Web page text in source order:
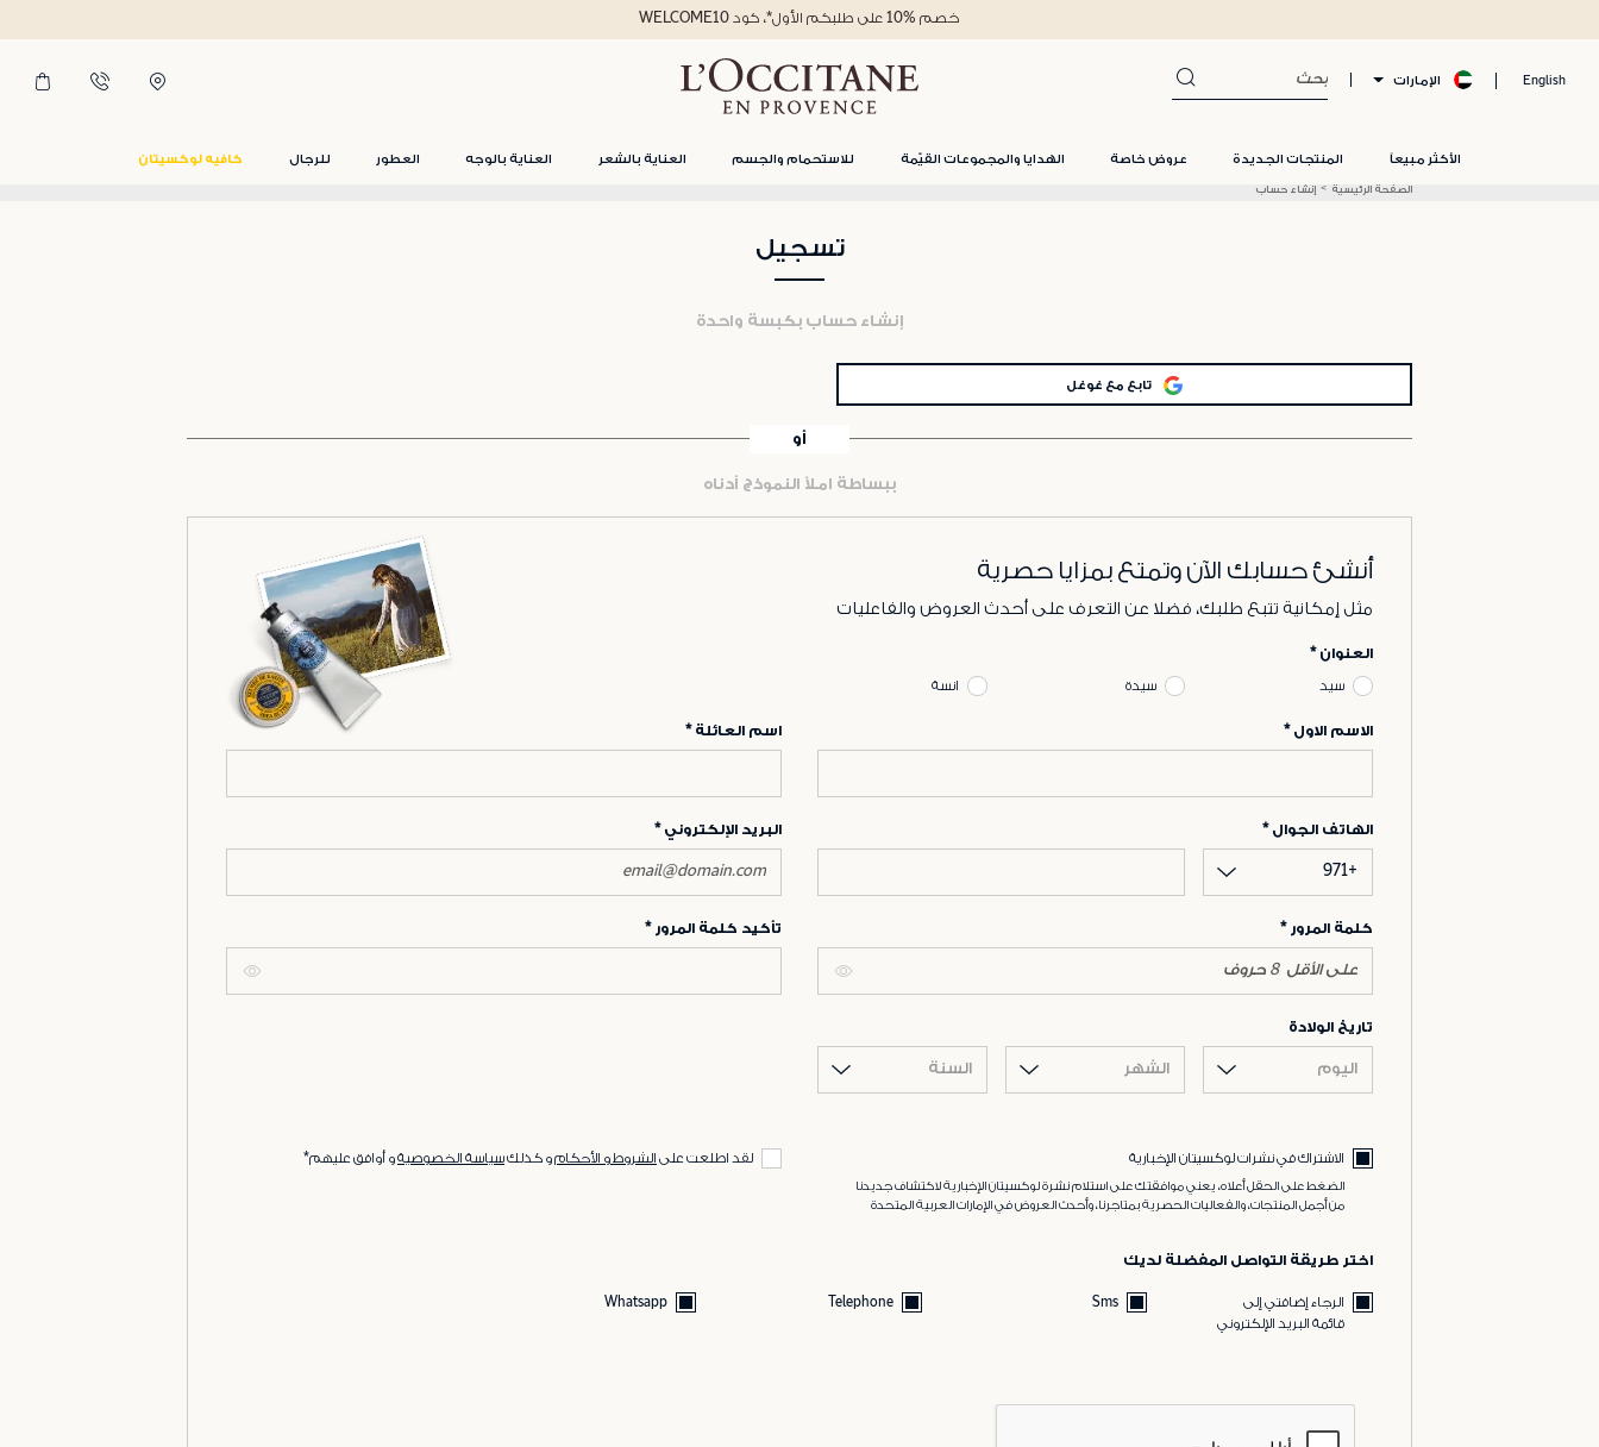
English الإمارات
الأكثر مبيعاً المنتجات الجديدة عروض خاصة الهدايا والمجموعات القيّمة للاستحمام والجسم العناية بالشعر العناية بالوجه العطور للرجال كافيه لوكسيتان
خصم %10 على طلبكم الأول*، كود WELCOME10
الصفحة الرئيسية إنشاء حساب
تسجيل
إنشاء حساب بكبسة واحدة
تابع مع غوغل
أو
ببساطة املأ النموذج أدناه
أنشئ حسابك الآن وتمتع بمزايا حصرية
مثل إمكانية تتبع طلبك، فضلا عن التعرف على أحدث العروض والفاعليات
العنوان
سيد سيدة انسة
الاسم الاول اسم العائلة
الهاتف الجوال
+971
البريد الإلكتروني
كلمة المرور تأكيد كلمة المرور
تاريخ الولادة
اليوم الشهر السنة
الاشتراك في نشرات لوكسيتان الإخبارية
الضغط على الحقل أعلاه، يعني موافقتك على استلام نشرة لوكسيتان الإخبارية لاكتشاف جديدنا
من أجمل المنتجات، والفعاليات الحصرية بمتاجرنا، وأحدث العروض في الإمارات العربية المتحدة
لقد اطلعت على الشروط و الأحكامو كذلكسياسة الخصوصيةو أوافق عليهم*
اختر طريقة التواصل المفضلة لديك
الرجاء إضافتي إلى
قائمة البريد الإلكتروني
Sms
Telephone
Whatsapp